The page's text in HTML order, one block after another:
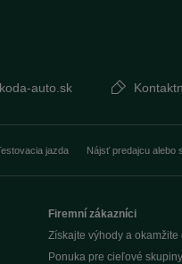
auto.sk
jazda Nájsť predajcu alebo
Firemní zákazníci
Získajte výhody a okamžite
Ponuka pre cieľové skupiny